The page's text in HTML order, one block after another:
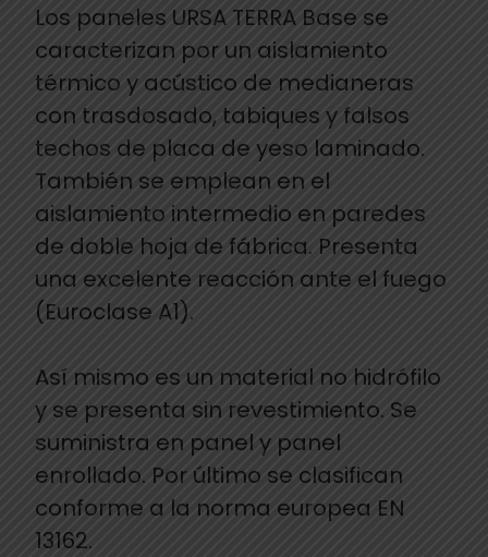
Los paneles URSA TERRA Base se
caracterizan por un aislamiento
térmico y acústico de medianeras
con trasdosado, tabiques y falsos
techos de placa de yeso laminado.
También se emplean en el
aislamiento intermedio en paredes
de doble hoja de fábrica. Presenta
una excelente reacción ante el fuego
(Euroclase A1).
Así mismo es un material no hidrófilo
y se presenta sin revestimiento. Se
suministra en panel y panel
enrollado. Por último se clasifican
conforme a la norma europea EN
13162.